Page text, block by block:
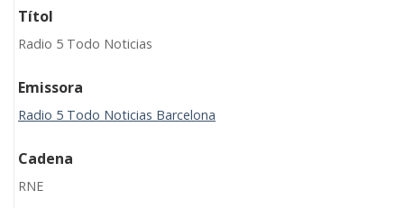
Títol
Radio 5 Todo Noticias
Emissora
Radio 5 Todo Noticias Barcelona
Cadena
RNE